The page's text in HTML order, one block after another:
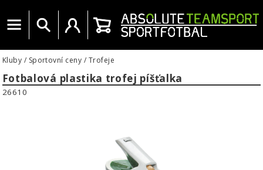
Menu Vyhledat Uživatelský účet
Košík
Kluby / Sportovní ceny / Trofeje
Fotbalová plastika trofej píšťalka
26610